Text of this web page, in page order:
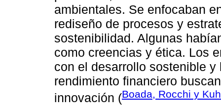
ambientales. Se enfocaban
rediseño de procesos y
sostenibilidad. Algunas
como creencias y ética. Los
con el desarrollo sostenible
rendimiento financiero
innovación (Boada, Rocchi y